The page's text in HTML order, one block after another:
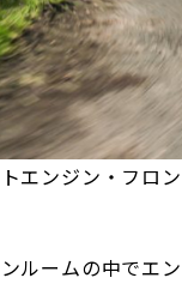
エンジン・フロ
ルームの中でエ